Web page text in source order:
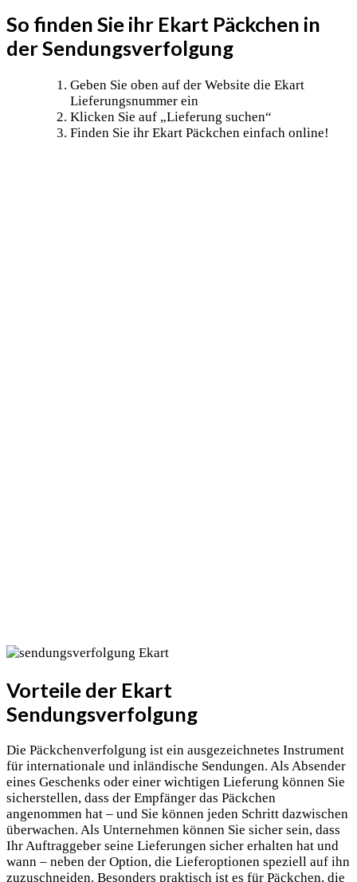
So finden Sie ihr Ekart Päckchen in
der Sendungsverfolgung
Geben Sie oben auf der Website die Ekart
Lieferungsnummer ein
Klicken Sie auf „Lieferung suchen“
Finden Sie ihr Ekart Päckchen einfach online!
Vorteile der Ekart
Sendungsverfolgung
Die Päckchenverfolgung ist ein ausgezeichnetes Instrument
für internationale und inländische Sendungen. Als Absender
eines Geschenks oder einer wichtigen Lieferung können Sie
sicherstellen, dass der Empfänger das Päckchen
angenommen hat – und Sie können jeden Schritt dazwischen
überwachen. Als Unternehmen können Sie sicher sein, dass
Ihr Auftraggeber seine Lieferungen sicher erhalten hat und
wann – neben der Option, die Lieferoptionen speziell auf ihn
zuzuschneiden. Besonders praktisch ist es für Päckchen, die